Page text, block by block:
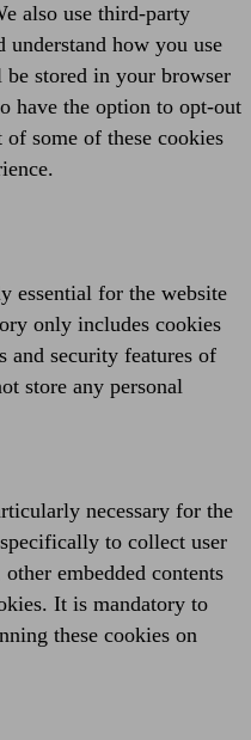
also use third-party
understand how you use
stored in your browser
have the option to opt-out
some of these cookies
essential for the website
only includes cookies
and security features of
store any personal
necessary for the
to collect user
embedded contents
It is mandatory to
these cookies on